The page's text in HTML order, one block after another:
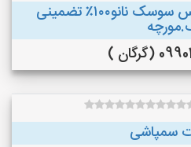
سمپاشی سم پاشی ساس سوسک نانو۱۰۰٪ تضمینی
)
سمپاشی